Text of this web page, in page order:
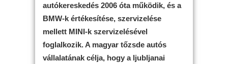
autókereskedés 2006 óta működik, és a
BMW-k értékesítése, szervizelése
mellett MINI-k szervizelésével
foglalkozik. A magyar tőzsde autós
vállalatának célja, hogy a ljubljanai